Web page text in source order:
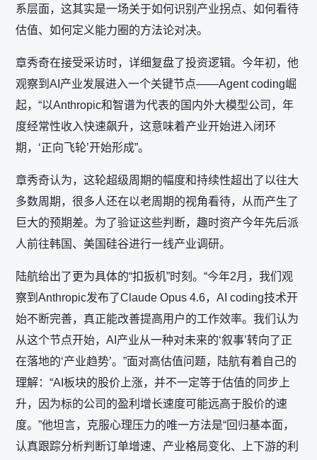
系层面，这其实是一场关于如何识别产业拐点、如何看待
估值、如何定义能力圈的方法论对决。
章秀奇在接受采访时，详细复盘了投资逻辑。今年初，他
观察到AI产业发展进入一个关键节点——Agent coding崛
起，“以Anthropic和智谱为代表的国内外大模型公司，年
度经常性收入快速飙升，这意味着产业开始进入闭环
期，‘正向飞轮’开始形成”。
章秀奇认为，这轮超级周期的幅度和持续性超出了以往大
多数周期，很多人还在以老周期的视角看待，从而产生了
巨大的预期差。为了验证这些判断，趣时资产今年先后派
人前往韩国、美国硅谷进行一线产业调研。
陆航给出了更为具体的“扣扳机”时刻。“今年2月，我们观
察到Anthropic发布了Claude Opus 4.6，AI coding技术开
始不断完善，真正能改善提高用户的工作效率。我们认为
从这个节点开始，AI产业从一种对未来的‘叙事’转向了正
在落地的‘产业趋势’。”面对高估值问题，陆航有着自己的
理解：“AI板块的股价上涨，并不一定等于估值的同步上
升，因为标的公司的盈利增长速度可能远高于股价的速
度。”他坦言，克服心理压力的唯一方法是“回归基本面，
认真跟踪分析判断订单增速、产业格局变化、上下游的利